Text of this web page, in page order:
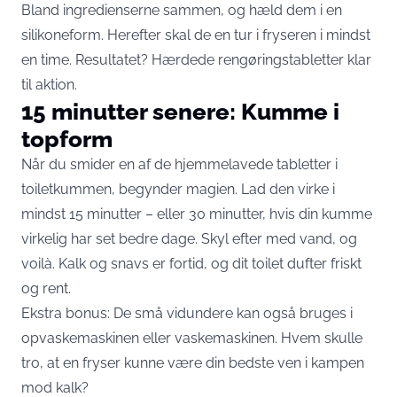
Bland ingredienserne sammen, og hæld dem i en
silikoneform. Herefter skal de en tur i fryseren i mindst
en time. Resultatet? Hærdede rengøringstabletter klar
til aktion.
15 minutter senere: Kumme i
topform
Når du smider en af de hjemmelavede tabletter i
toiletkummen, begynder magien. Lad den virke i
mindst 15 minutter – eller 30 minutter, hvis din kumme
virkelig har set bedre dage. Skyl efter med vand, og
voilà. Kalk og snavs er fortid, og dit toilet dufter friskt
og rent.
Ekstra bonus: De små vidundere kan også bruges i
opvaskemaskinen eller vaskemaskinen. Hvem skulle
tro, at en fryser kunne være din bedste ven i kampen
mod kalk?